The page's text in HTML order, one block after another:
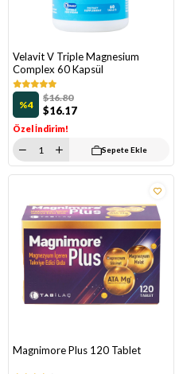
Velavit V Triple Magnesium
Complex 60 Kapsül
%4 $16.17
$16.80
Özel İndirim!
Sepete Ekle
Magnimore Plus 120 Tablet